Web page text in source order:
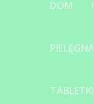
DOM